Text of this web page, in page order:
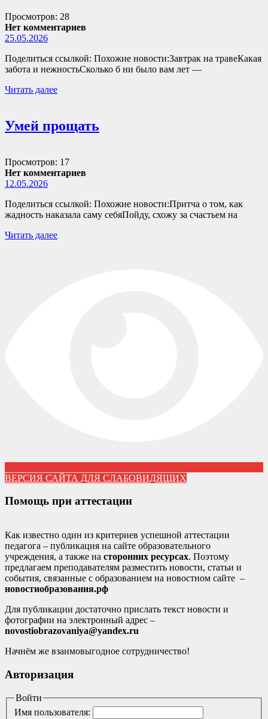
Просмотров: 28
Нет комментариев
25.05.2026
Поделиться ссылкой: Похожие новости:Завтрак на травеКакая
забота и нежностьСколько б ни было вам лет —
Читать далее
Умей прощать
Просмотров: 17
Нет комментариев
12.05.2026
Поделиться ссылкой: Похожие новости:Притча о том, как
жадность наказала саму себяПойду, схожу за счастьем на
Читать далее
ВЕРСИЯ САЙТА ДЛЯ СЛАБОВИДЯЩИХ
Помощь при аттестации
Как известно один из критериев успешной аттестации
педагога – публикация на сайте образовательного
учреждения, а также на сторонних ресурсах. Поэтому
предлагаем преподавателям разместить новости, статьи и
события, связанные с образованием на новостном сайте –
новостиобразования.рф
Для публикации достаточно прислать текст новости и
фотографии на электронный адрес –
novostiobrazovaniya@yandex.ru
Начнём же взаимовыгодное сотрудничество!
Авторизация
Войти
Имя пользователя: